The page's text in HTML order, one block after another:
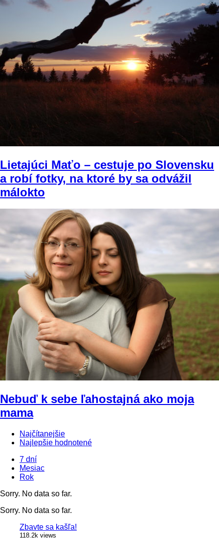
Lietajúci Maťo – cestuje po Slovensku
a robí fotky, na ktoré by sa odvážil
málokto
Nebuď k sebe ľahostajná ako moja
mama
Najčítanejšie
Najlepšie hodnotené
7 dní
Mesiac
Rok
Sorry. No data so far.
Sorry. No data so far.
Zbavte sa kašľa!
118.2k views